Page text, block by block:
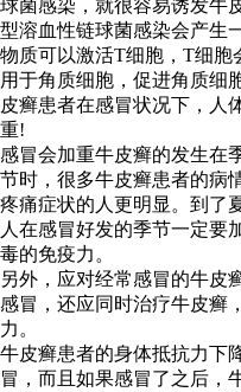
球菌感染，就很容易诱发牛
型溶血性链球菌感染会产生
物质可以激活T细胞，T细
用于角质细胞，促进角质细
皮癣患者在感冒状况下，人
重!
感冒会加重牛皮癣的发生在
节时，很多牛皮癣患者的病
疼痛症状的人更明显。到了
人在感冒好发的季节一定要
毒的免疫力。
另外，应对经常感冒的牛皮
感冒，还应同时治疗牛皮癣
力。
牛皮癣患者的身体抵抗力下
冒，而且如果感冒了之后，